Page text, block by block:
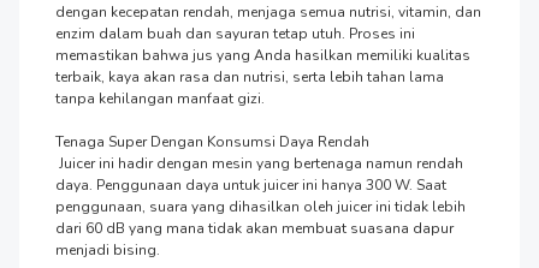
dengan kecepatan rendah, menjaga semua nutrisi, vitamin, dan
enzim dalam buah dan sayuran tetap utuh. Proses ini
memastikan bahwa jus yang Anda hasilkan memiliki kualitas
terbaik, kaya akan rasa dan nutrisi, serta lebih tahan lama
tanpa kehilangan manfaat gizi.
Tenaga Super Dengan Konsumsi Daya Rendah
daya. Penggunaan daya untuk juicer ini hanya 300 W. Saat
penggunaan, suara yang dihasilkan oleh juicer ini tidak lebih
dari 60 dB yang mana tidak akan membuat suasana dapur
menjadi bising.